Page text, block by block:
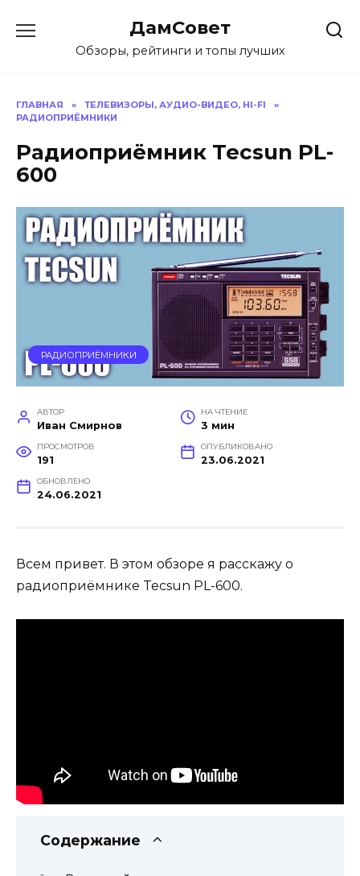
содержанию
ДамСовет
Обзоры, рейтинги и топы лучших
ГЛАВНАЯ » ТЕЛЕВИЗОРЫ, АУДИО-ВИДЕО, HI-FI
»
РАДИОПРИЁМНИКИ
Радиоприёмник Tecsun PL-
600
РАДИОПРИЁМНИКИ
АВТОР
Иван Смирнов
НА ЧТЕНИЕ
3 мин
ПРОСМОТРОВ
191
ОПУБЛИКОВАНО
23.06.2021
ОБНОВЛЕНО
24.06.2021
Всем привет. В этом обзоре я расскажу о
радиоприёмнике Tecsun PL-600.
Содержание